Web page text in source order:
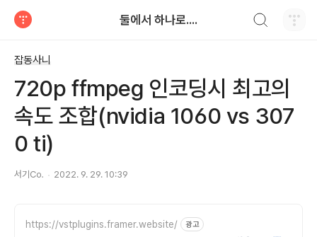
둘에서 하나로....
잡동사니
720p ffmpeg 인코딩시 최고의
속도 조합(nvidia 1060 vs 307
0 ti)
서기㏇ 2022. 9. 29. 10:39
https://vstplugins.framer.website/ 광고